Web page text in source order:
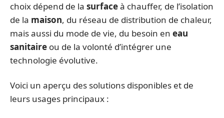
choix dépend de la surfaceà chauffer, de l’isolation
de la maison, du réseau de distribution de chaleur,
mais aussi du mode de vie, du besoin en eau
sanitaire ou de la volonté d’intégrer une
technologie évolutive.
Voici un aperçu des solutions disponibles et de
leurs usages principaux :